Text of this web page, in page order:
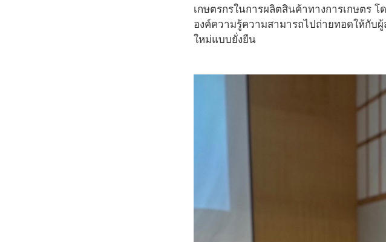
เกษตรกรในการผลิตสินค้าทางการเกษตร
องค์ความรู้ความสามารถไปถ่ายทอดให้กับ
ใหม่แบบยั่งยืน